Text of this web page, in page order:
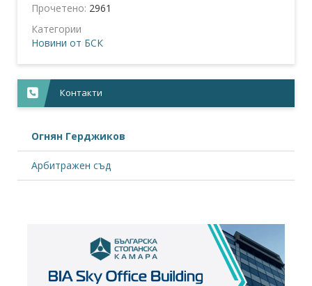
Прочетено: 2961
Категории
Новини от БСК
Контакти
Огнян Герджиков
Арбитражен съд